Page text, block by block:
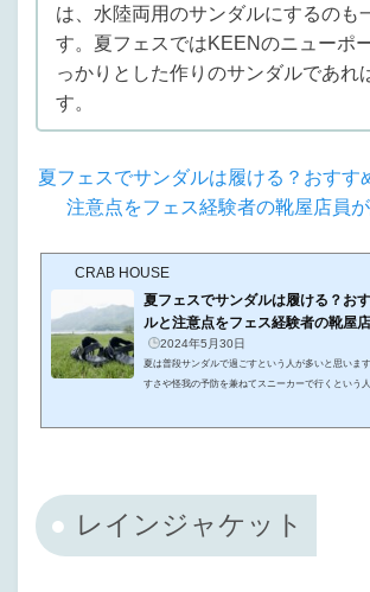
は、水陸両用のサンダルにするのも
す。夏フェスではKEENのニューポ
っかりとした作りのサンダルであれ
す。
夏フェスでサンダルは履ける？おすす
注意点をフェス経験者の靴屋店員
CRAB HOUSE
夏フェスでサンダルは履ける？お
ルと注意点をフェス経験者の靴屋
2024年5月30日
夏は普段サンダルで過ごすという人が多いと思いま
すさや怪我の予防を兼ねてスニーカーで行くという
レインジャケット